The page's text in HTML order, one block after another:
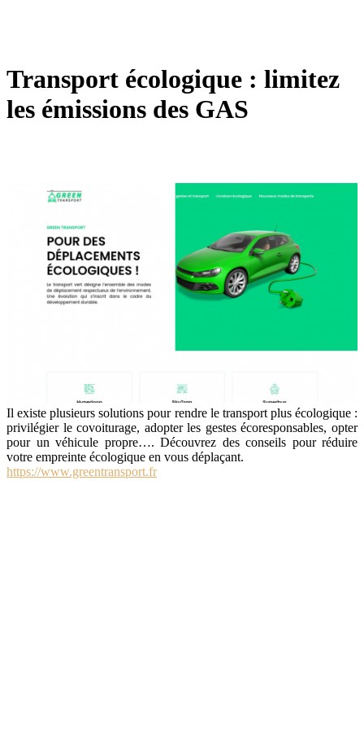
Transport écologique : limitez
les émissions des GAS
Il existe plusieurs solutions pour rendre le transport plus écologique :
privilégier le covoiturage, adopter les gestes écoresponsables, opter
pour un véhicule propre…. Découvrez des conseils pour réduire
votre empreinte écologique en vous déplaçant.
https://www.greentransport.fr